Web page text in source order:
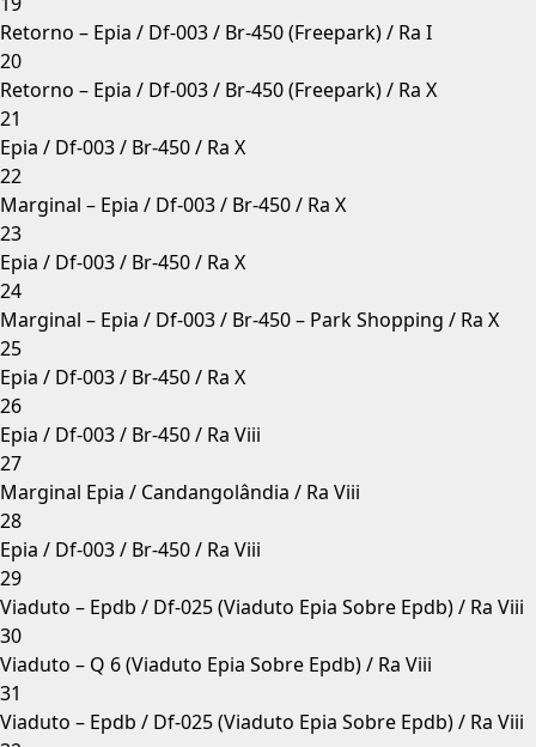
Retorno – Epia / Df-003 / Br-450 (Freepark) / Ra I
20
Retorno – Epia / Df-003 / Br-450 (Freepark) / Ra X
21
Epia / Df-003 / Br-450 / Ra X
22
Marginal – Epia / Df-003 / Br-450 / Ra X
23
Epia / Df-003 / Br-450 / Ra X
24
Marginal – Epia / Df-003 / Br-450 – Park Shopping / Ra X
25
Epia / Df-003 / Br-450 / Ra X
26
Epia / Df-003 / Br-450 / Ra Viii
27
Marginal Epia / Candangolândia / Ra Viii
28
Epia / Df-003 / Br-450 / Ra Viii
29
Viaduto – Epdb / Df-025 (Viaduto Epia Sobre Epdb) / Ra Viii
30
Viaduto – Q 6 (Viaduto Epia Sobre Epdb) / Ra Viii
31
Viaduto – Epdb / Df-025 (Viaduto Epia Sobre Epdb) / Ra Viii